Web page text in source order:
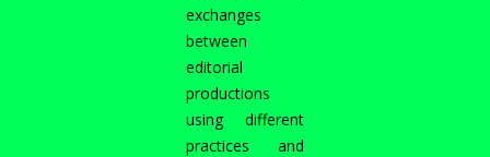
exchanges
between
editorial
productions
using different
practices and